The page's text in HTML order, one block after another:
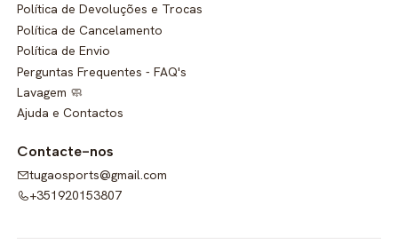
Política de Devoluções e Trocas
Política de Cancelamento
Política de Envio
Perguntas Frequentes - FAQ's
Lavagem 🧼
Ajuda e Contactos
Contacte-nos
tugaosports@gmail.com
+351920153807